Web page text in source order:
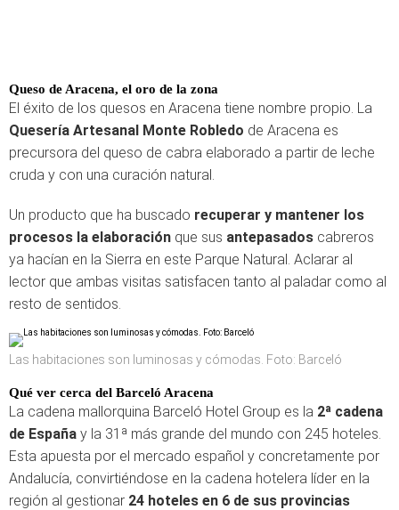
Queso de Aracena, el oro de la zona
El éxito de los quesos en Aracena tiene nombre propio. La
Quesería Artesanal Monte Robledo de Aracena es
precursora del queso de cabra elaborado a partir de leche
cruda y con una curación natural.
Un producto que ha buscado recuperar y mantener los
procesos la elaboración que sus antepasados cabreros
ya hacían en la Sierra en este Parque Natural. Aclarar al
lector que ambas visitas satisfacen tanto al paladar como al
resto de sentidos.
Las habitaciones son luminosas y cómodas. Foto: Barceló
Qué ver cerca del Barceló Aracena
La cadena mallorquina Barceló Hotel Group es la 2ª cadena
de España y la 31ª más grande del mundo con 245 hoteles.
Esta apuesta por el mercado español y concretamente por
Andalucía, convirtiéndose en la cadena hotelera líder en la
región al gestionar 24 hoteles en 6 de sus provincias